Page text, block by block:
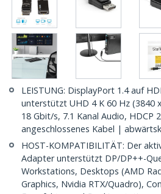
LEISTUNG: DisplayPort 1.4 auf
unterstützt UHD 4 K 60 Hz (3840
18 Gbit/s, 7.1 Kanal Audio, HDCP
angeschlossenes Kabel |
HOST-KOMPATIBILITÄT: Der
Adapter unterstützt DP/DP++-
Workstations, Desktops (AMD
Graphics, Nvidia RTX/Quadro),